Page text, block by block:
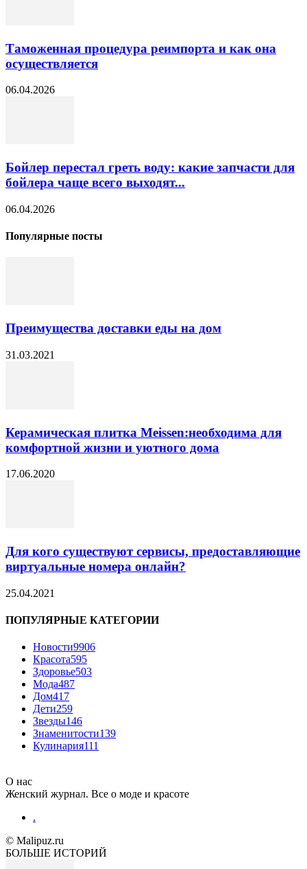
Таможенная процедура реимпорта и как она
осуществляется
06.04.2026
Бойлер перестал греть воду: какие запчасти для
бойлера чаще всего выходят...
06.04.2026
Популярные посты
Преимущества доставки еды на дом
31.03.2021
Керамическая плитка Meissen:необходима для
комфортной жизни и уютного дома
17.06.2020
Для кого существуют сервисы, предоставляющие
виртуальные номера онлайн?
25.04.2021
ПОПУЛЯРНЫЕ КАТЕГОРИИ
Новости9906
Красота595
Здоровье503
Мода487
Дом417
Дети259
Звезды146
Знаменитости139
Кулинария111
О нас
Женский журнал. Все о моде и красоте
.
© Malipuz.ru
БОЛЬШЕ ИСТОРИЙ